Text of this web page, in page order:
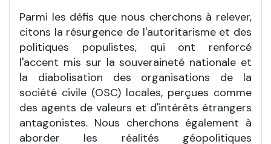
Parmi les défis que nous cherchons à relever,
citons la résurgence de l'autoritarisme et des
politiques populistes, qui ont renforcé
l'accent mis sur la souveraineté nationale et
la diabolisation des organisations de la
société civile (OSC) locales, perçues comme
des agents de valeurs et d'intérêts étrangers
antagonistes. Nous cherchons également à
aborder les réalités géopolitiques